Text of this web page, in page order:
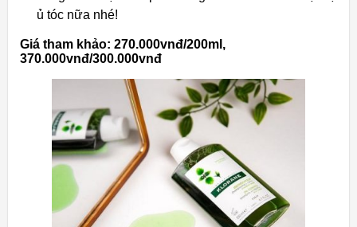
ủ tóc nữa nhé!
Giá tham khảo: 270.000vnđ/200ml,
370.000vnđ/300.000vnđ